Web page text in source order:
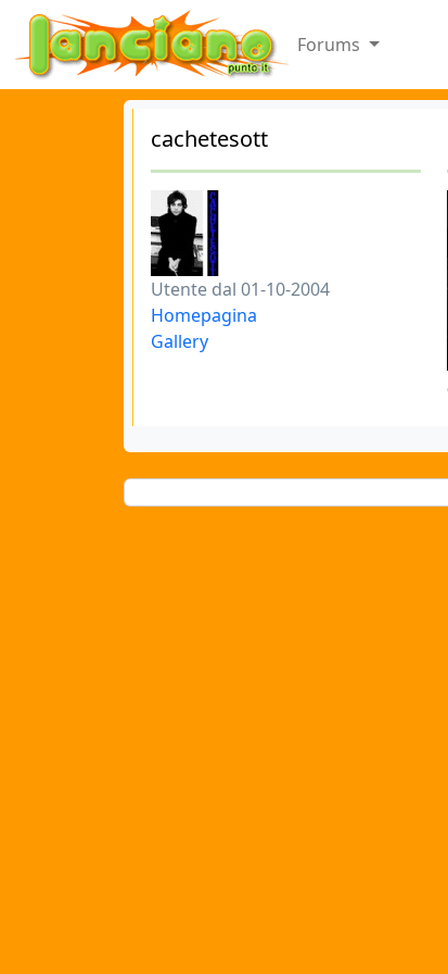
Forums
cachetesott
Utente dal 01-10-2004
Homepagina
Gallery